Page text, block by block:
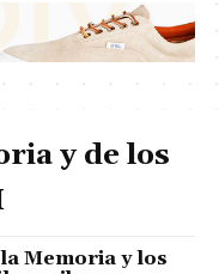
y de los
Memoria y los